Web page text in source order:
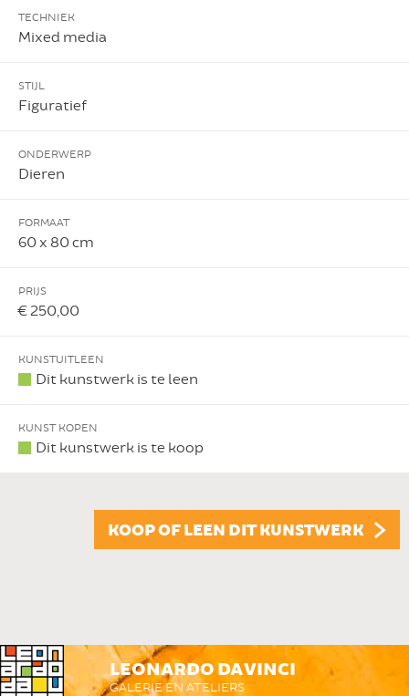
TECHNIEK
Mixed media
STIJL
Figuratief
ONDERWERP
Dieren
FORMAAT
60 x 80 cm
PRIJS
€ 250,00
KUNSTUITLEEN
Dit kunstwerk is te leen
KUNST KOPEN
Dit kunstwerk is te koop
KOOP OF LEEN DIT KUNSTWERK
LEONARDO DA VINCI
GALERIE EN ATELIERS